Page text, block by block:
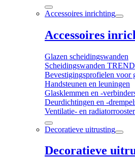
Accessoires inrichting
Accessoires
Glazen scheidingswanden
Scheidingswanden TREND
Bevestigingsprofielen voor
Handsteunen en leuningen
Glasklemmen en -
Deurdichtingen en -
Ventilatie- en
Decoratieve uitrusting
Decoratieve